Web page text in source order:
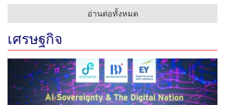
อ่านต่อทั้งหมด
เศรษฐกิจ